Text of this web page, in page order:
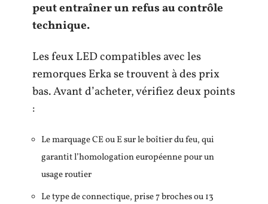
peut entraîner un refus au contrôle
technique.
Les feux LED compatibles avec les
remorques Erka se trouvent à des prix
bas. Avant d’acheter, vérifiez deux points
:
Le marquage CE ou E sur le boîtier du feu, qui
garantit l’homologation européenne pour un
usage routier
Le type de connectique, prise 7 broches ou 13